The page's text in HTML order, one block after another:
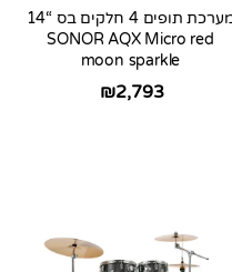
מערכת תופים 4 חלקים בס “14
SONOR AQX Micro red
moon sparkle
₪2,793